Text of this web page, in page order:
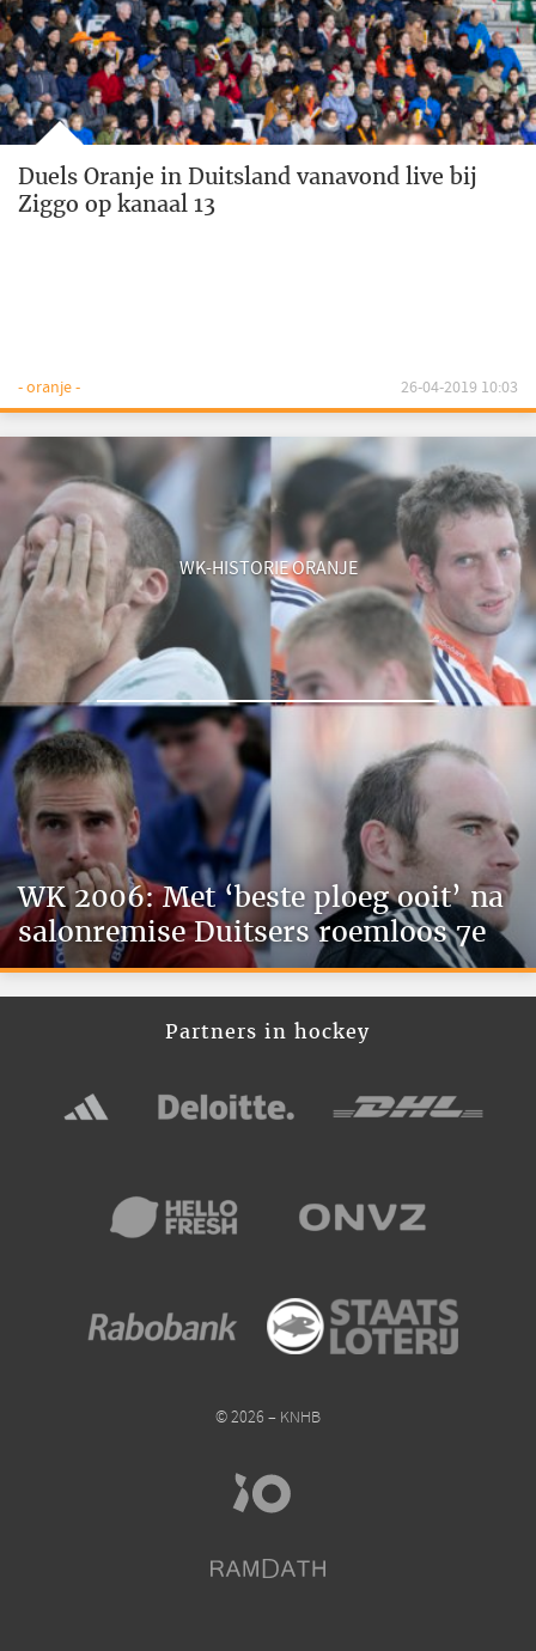
Duels Oranje in Duitsland vanavond live bij
Ziggo op kanaal 13
- oranje - 26-04-2019 10:03
WK-HISTORIE ORANJE
WK 2006: Met ‘beste ploeg ooit’ na
salonremise Duitsers roemloos 7e
Partners in hockey
© 2026 – KNHB